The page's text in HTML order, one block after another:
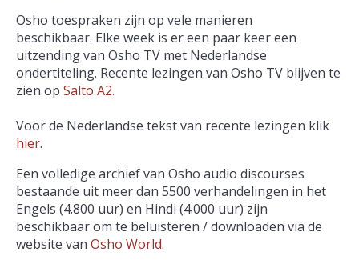
Osho toespraken zijn op vele manieren
beschikbaar. Elke week is er een paar keer een
uitzending van Osho TV met Nederlandse
ondertiteling. Recente lezingen van Osho TV blijven te
zien op Salto A2.
Voor de Nederlandse tekst van recente lezingen klik
hier.
Een volledige archief van Osho audio discourses
bestaande uit meer dan 5500 verhandelingen in het
Engels (4.800 uur) en Hindi (4.000 uur) zijn
beschikbaar om te beluisteren / downloaden via de
website van Osho World.